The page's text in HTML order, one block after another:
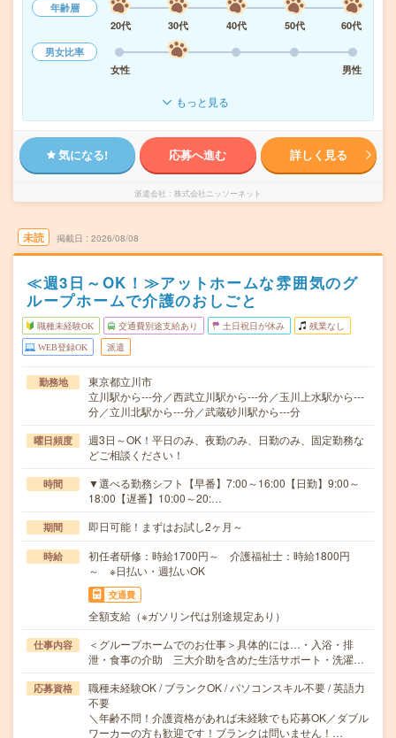
年齢層
20代
30代 40代 50代
60代
男女比率
女性
男性
もっと見る
気になる! 応募へ進む 詳しく見る
派遣会社 株式会社ニッソーネット
未読 掲載日 2026/08/08
≪週3日～OK！≫アットホームな雰囲気のグ
ループホームで介護のおしごと
職種未経験OK 交通費別途支給あり 土日祝日が休み 残業なし
WEB登録OK 派遣
勤務地
東京都立川市
立川駅から---分／西武立川駅から---分／玉川上水駅から---
分／立川北駅から---分／武蔵砂川駅から---分
曜日頻度
週3日～OK！平日のみ、夜勤のみ、日勤のみ、固定勤務な
どご相談ください！
時間
▼選べる勤務シフト【早番】7:00～16:00【日勤】9:00～
18:00【遅番】10:00～20:…
期間 即日可能！まずはお試し2ヶ月～
時給
初任者研修：時給1700円～ 介護福祉士：時給1800円
～ ※日払い・週払いOK
交通費
全額支給（※ガソリン代は別途規定あり）
仕事内容
＜グループホームでのお仕事＞具体的には…・入浴・排
泄・食事の介助 三大介助を含めた生活サポート・洗濯…
応募資格
職種未経験OK / ブランクOK / パソコンスキル不要 / 英語力
不要
＼年齢不問！介護資格があれば未経験でも応募OK／ダブル
ワーカーの方も歓迎です！ブランクは問いません！…